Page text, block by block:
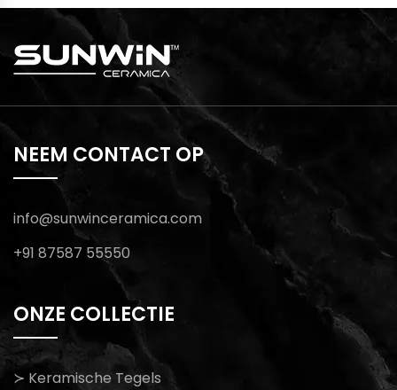
tillen.
NEEM CONTACT OP
info@sunwinceramica.com
+91 87587 55550
ONZE COLLECTIE
≻ Keramische Tegels